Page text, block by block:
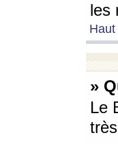
les
Haut
»
Le